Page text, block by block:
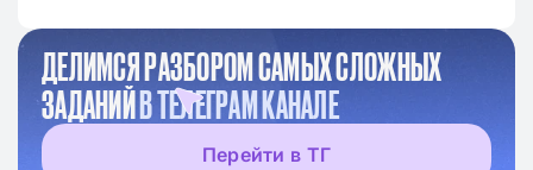
ДЕЛИМСЯ РАЗБОРОМ САМЫХ СЛОЖНЫХ
ЗАДАНИЙВ ТЕЛЕГРАМ КАНАЛЕ
Перейти в ТГ